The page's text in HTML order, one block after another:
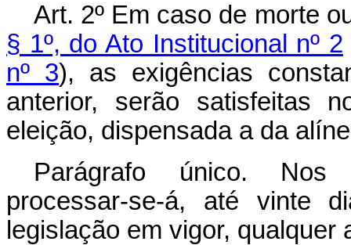
Art. 2º Em caso de morte
§ 1º, do Ato Institucional nº 2
nº 3), as exigências
anterior, serão satisfeitas
eleição, dispensada a da
Parágrafo único.
processar‑se‑á, até vinte
legislação em vigor,